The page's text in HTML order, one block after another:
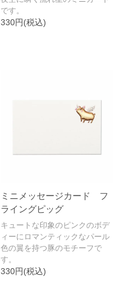
です。
330円(税込)
ミニメッセージカード フ
ライングピッグ
キュートな印象のピンクのボデ
ィーにロマンティックなパール
色の翼を持つ豚のモチーフで
す。
330円(税込)